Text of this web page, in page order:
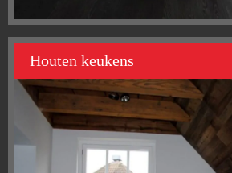
Houten keukens